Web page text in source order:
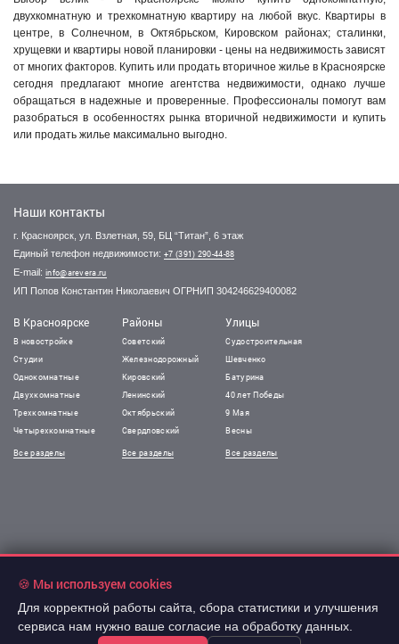
двухкомнатную и трехкомнатную квартиру на любой вкус. Квартиры в
центре, в Солнечном, в Октябрьском, Кировском районах; сталинки,
хрущевки и квартиры новой планировки - цены на недвижимость зависят
от многих факторов. Купить или продать вторичное жилье в Красноярске
сегодня предлагают многие агентства недвижимости, однако лучше
обращаться в надежные и проверенные. Профессионалы помогут вам
разобраться в особенностях рынка вторичной недвижимости и купить
или продать жилье максимально выгодно.
Наши контакты
г. Красноярск, ул. Взлетная, 59, БЦ “Титан”, 6 этаж
Единый телефон недвижимости: +7 (391) 290-44-88
E-mail: info@arevera.ru
ИП Попов Константин Николаевич ОГРНИП 304246629400082
В Красноярске
В новостройке
Студии
Однокомнатные
Двухкомнатные
Трехкомнатные
Четырехкомнатные
Все разделы
Районы
Советский
Железнодорожный
Кировский
Ленинский
Октябрьский
Свердловский
Все разделы
Улицы
Судостроительная
Шевченко
Батурина
40 лет Победы
9 Мая
Весны
Все разделы
🍪 Мы используем cookies
Для корректной работы сайта, сбора статистики и улучшения
сервиса нам нужно ваше согласие на обработку данных.